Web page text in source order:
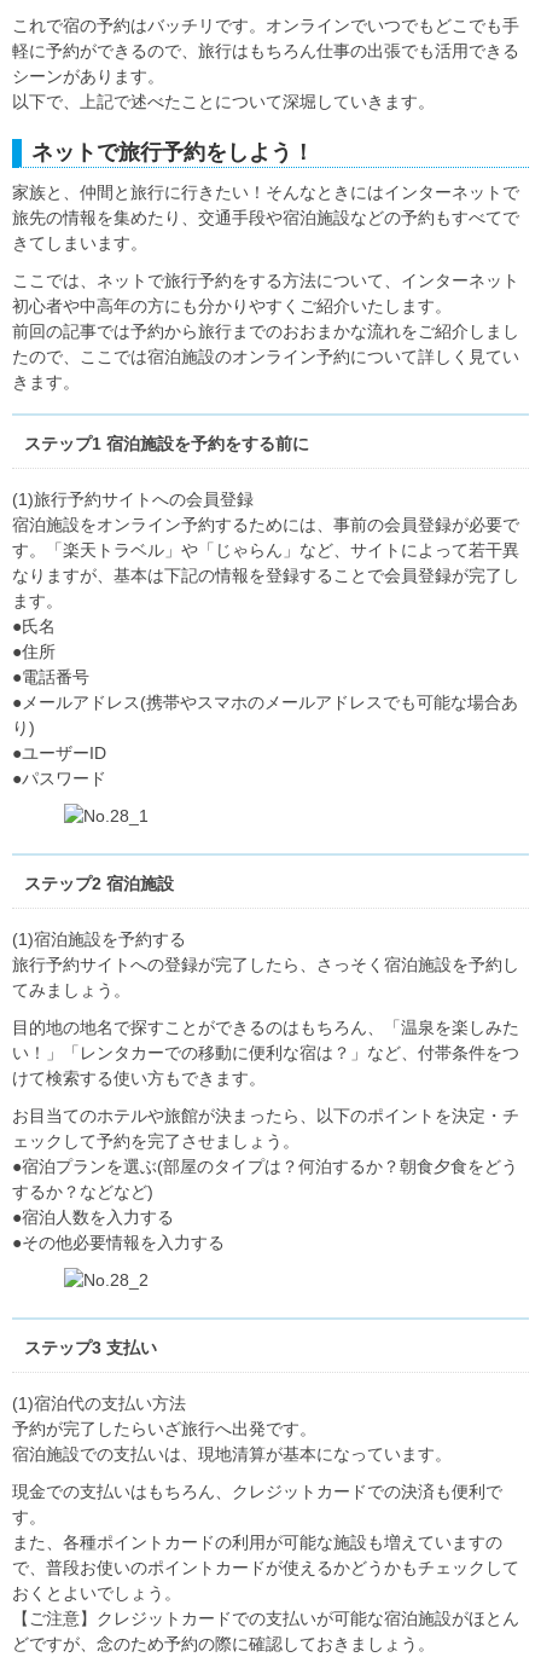
これで宿の予約はバッチリです。オンラインでいつでもどこでも手
軽に予約ができるので、旅行はもちろん仕事の出張でも活用できる
シーンがあります。
以下で、上記で述べたことについて深堀していきます。
ネットで旅行予約をしよう！
家族と、仲間と旅行に行きたい！そんなときにはインターネットで
旅先の情報を集めたり、交通手段や宿泊施設などの予約もすべてで
きてしまいます。
ここでは、ネットで旅行予約をする方法について、インターネット
初心者や中高年の方にも分かりやすくご紹介いたします。
前回の記事では予約から旅行までのおおまかな流れをご紹介しまし
たので、ここでは宿泊施設のオンライン予約について詳しく見てい
きます。
ステップ1 宿泊施設を予約をする前に
(1)旅行予約サイトへの会員登録
宿泊施設をオンライン予約するためには、事前の会員登録が必要で
す。「楽天トラベル」や「じゃらん」など、サイトによって若干異
なりますが、基本は下記の情報を登録することで会員登録が完了し
ます。
●氏名
●住所
●電話番号
●メールアドレス(携帯やスマホのメールアドレスでも可能な場合あ
り)
●ユーザーID
●パスワード
ステップ2 宿泊施設
(1)宿泊施設を予約する
旅行予約サイトへの登録が完了したら、さっそく宿泊施設を予約し
てみましょう。
目的地の地名で探すことができるのはもちろん、「温泉を楽しみた
い！」「レンタカーでの移動に便利な宿は？」など、付帯条件をつ
けて検索する使い方もできます。
お目当てのホテルや旅館が決まったら、以下のポイントを決定・チ
ェックして予約を完了させましょう。
●宿泊プランを選ぶ(部屋のタイプは？何泊するか？朝食夕食をどう
するか？などなど)
●宿泊人数を入力する
●その他必要情報を入力する
ステップ3 支払い
(1)宿泊代の支払い方法
予約が完了したらいざ旅行へ出発です。
宿泊施設での支払いは、現地清算が基本になっています。
現金での支払いはもちろん、クレジットカードでの決済も便利で
す。
また、各種ポイントカードの利用が可能な施設も増えていますの
で、普段お使いのポイントカードが使えるかどうかもチェックして
おくとよいでしょう。
【ご注意】クレジットカードでの支払いが可能な宿泊施設がほとん
どですが、念のため予約の際に確認しておきましょう。